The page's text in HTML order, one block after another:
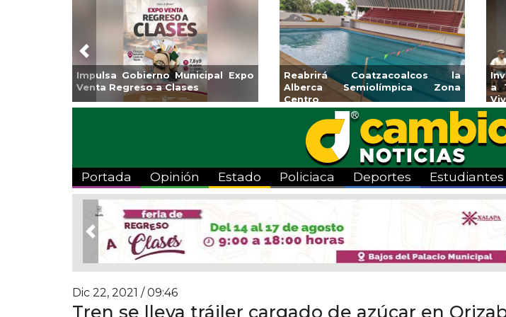
Impulsa Gobierno Municipal Expo
Venta Regreso a Clases
Reabrirá Coatzacoalcos la
Alberca Semiolímpica Zona
Centro
a
Previous
Portada Opinión Estado Policiaca Deportes Estudiantes
Previous
Dic 22, 2021 / 09:46
Tren se lleva tráiler cargado de azúcar en